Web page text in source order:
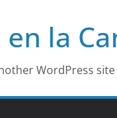
la
WordPress site